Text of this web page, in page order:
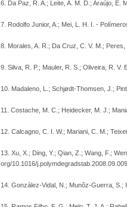
6. Da Paz, R. A.; Leite, A. M. D.; Araújo, E.
7. Rodolfo Junior, A.; Mei, L. H. I. -
8. Morales, A. R.; Da Cruz, C. V. M.;
9. Silva, R. P.; Mauler, R. S.; Oliveira, R. V.
10. Madaleno, L.; Schjødt-Thomsen, J.;
11. Costache, M. C.; Heidecker, M. J.;
12. Calcagno, C. I. W.; Mariani, C. M.;
13. Xu, X.; Ding, Y.; Qian, Z.; Wang, F.;
org/10.1016/j.polymdegradstab.2008.09.009
14. González-Vidal, N.; Munõz-Guerra, S.;